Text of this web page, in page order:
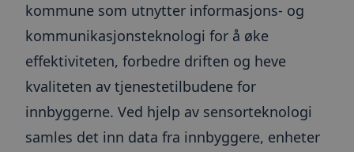
kommune som utnytter informasjons- og
kommunikasjonsteknologi for å øke
effektiviteten, forbedre driften og heve
kvaliteten av tjenestetilbudene for
innbyggerne. Ved hjelp av sensorteknologi
samles det inn data fra innbyggere, enheter